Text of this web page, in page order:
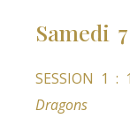
Samedi
SESSION 1 :
Dragons